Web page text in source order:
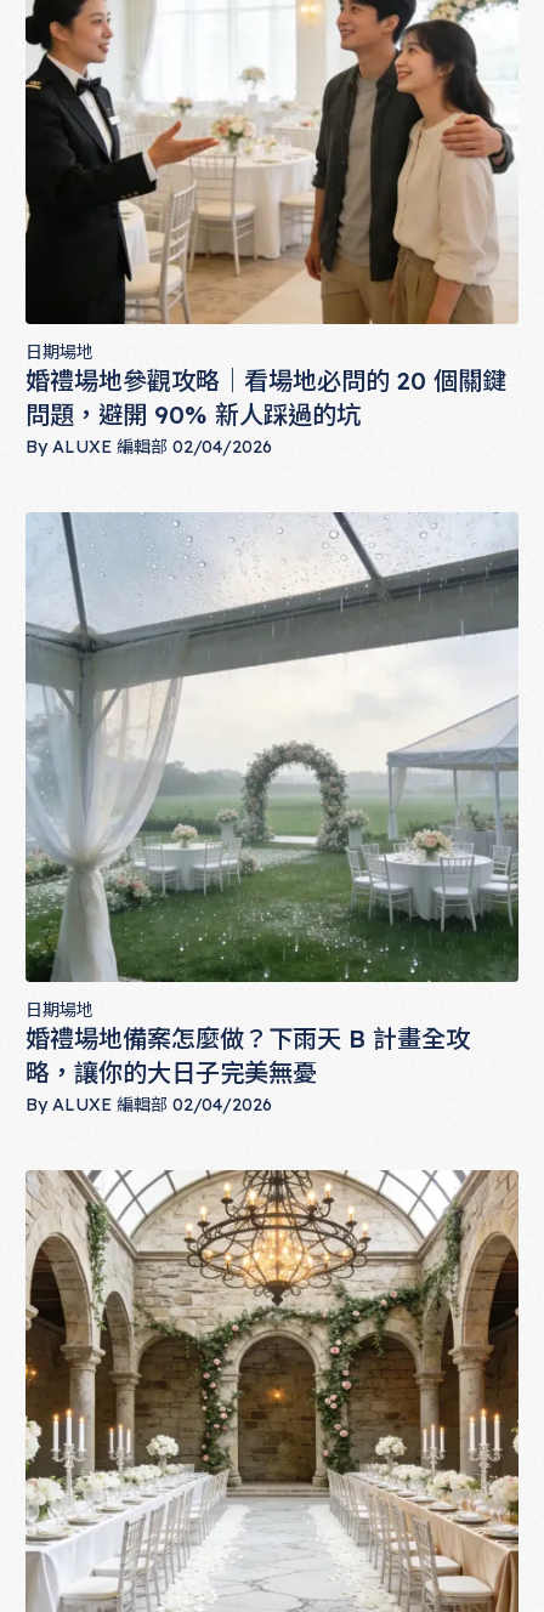
日期場地
婚禮場地參觀攻略｜看場地必問的 20 個關鍵
問題，避開 90% 新人踩過的坑
ByALUXE 編輯部02/04/2026
日期場地
婚禮場地備案怎麼做？下雨天 B 計畫全攻
略，讓你的大日子完美無憂
ByALUXE 編輯部02/04/2026